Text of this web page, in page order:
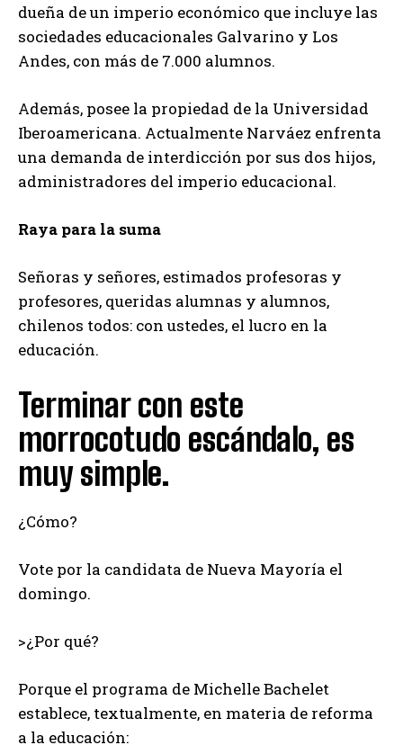
dueña de un imperio económico que incluye las
sociedades educacionales Galvarino y Los
Andes, con más de 7.000 alumnos.
Además, posee la propiedad de la Universidad
Iberoamericana. Actualmente Narváez enfrenta
una demanda de interdicción por sus dos hijos,
administradores del imperio educacional.
Raya para la suma
Señoras y señores, estimados profesoras y
profesores, queridas alumnas y alumnos,
chilenos todos: con ustedes, el lucro en la
educación.
Terminar con este
morrocotudo escándalo, es
muy simple.
¿Cómo?
Vote por la candidata de Nueva Mayoría el
domingo.
>¿Por qué?
Porque el programa de Michelle Bachelet
establece, textualmente, en materia de reforma
a la educación: